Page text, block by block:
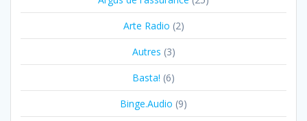
Arte Radio (2)
Autres (3)
Basta! (6)
Binge.Audio (9)